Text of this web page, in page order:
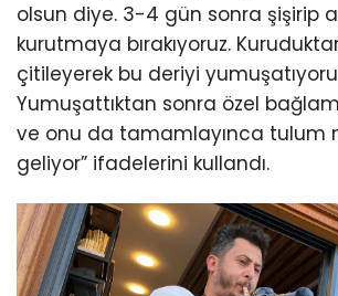
olsun diye. 3-4 gün sonra şişirip
kurutmaya bırakıyoruz.
çitileyerek bu deriyi
Yumuşattıktan sonra özel
ve onu da tamamlayınca tulum
geliyor” ifadelerini kullandı.